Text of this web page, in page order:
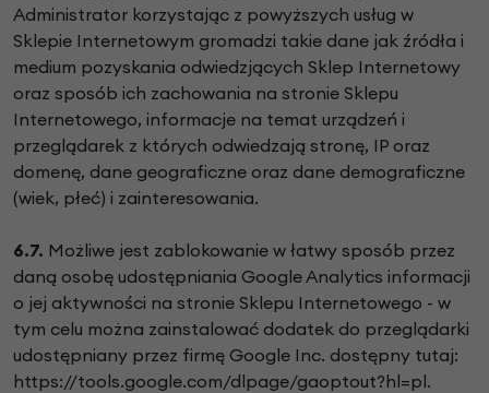
Administrator korzystając z powyższych usług w
Sklepie Internetowym gromadzi takie dane jak źródła i
medium pozyskania odwiedzjących Sklep Internetowy
oraz sposób ich zachowania na stronie Sklepu
Internetowego, informacje na temat urządzeń i
przeglądarek z których odwiedzają stronę, IP oraz
domenę, dane geograficzne oraz dane demograficzne
(wiek, płeć) i zainteresowania.
6.7. Możliwe jest zablokowanie w łatwy sposób przez
daną osobę udostępniania Google Analytics informacji
o jej aktywności na stronie Sklepu Internetowego - w
tym celu można zainstalować dodatek do przeglądarki
udostępniany przez firmę Google Inc. dostępny tutaj:
https://tools.google.com/dlpage/gaoptout?hl=pl.